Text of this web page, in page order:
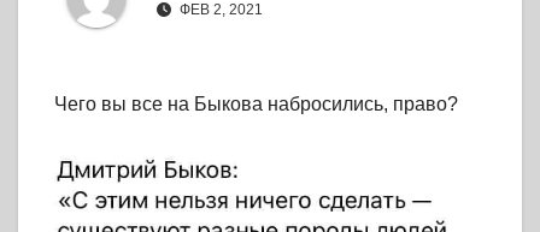
ФЕВ 2, 2021
Чего вы все на Быкова набросились, право?